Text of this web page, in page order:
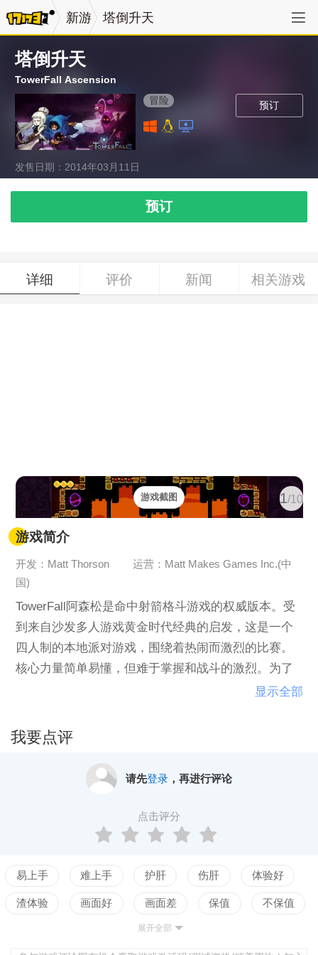
新游 塔倒升天
塔倒升天
TowerFall Ascension
预订
冒险
发售日期：2014年03月11日
预订
详细 评价 新闻 相关游戏
1/10
游戏截图
游戏简介
开发：Matt Thorson
运营：Matt Makes Games Inc.(中
国)
TowerFall阿森松是命中射箭格斗游戏的权威版本。受
到来自沙发多人游戏黄金时代经典的启发，这是一个
四人制的本地派对游戏，围绕着热闹而激烈的比赛。
核心力量简单易懂，但难于掌握和战斗的激烈。为了
改变游戏规则，把宝藏藏起来，掌握从空中捕捉箭的
owerFall最好是与朋友们竞争，在彼此相互冲突的距离
模式。玩家们一起工作，扑灭TowerFall地区的各种怪
物和敌方弓箭手。
显示全部
我要点评
请先登录，再进行评论
点击评分
易上手 难上手 护肝 伤肝 体验好
渣体验 画面好 画面差 保值 不保值
测试
展开全部